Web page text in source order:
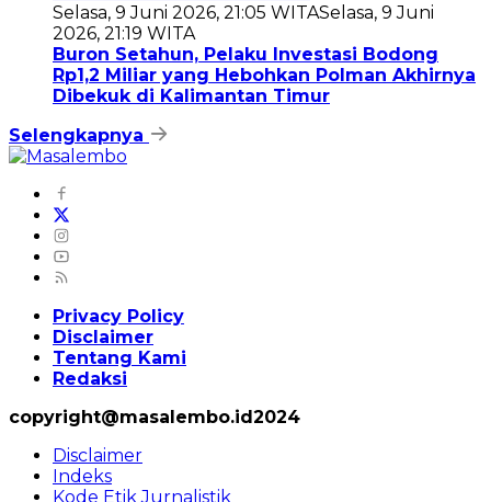
Selasa, 9 Juni 2026, 21:05 WITASelasa, 9 Juni
2026, 21:19 WITA
Buron Setahun, Pelaku Investasi Bodong
Rp1,2 Miliar yang Hebohkan Polman Akhirnya
Dibekuk di Kalimantan Timur
Selengkapnya
Privacy Policy
Disclaimer
Tentang Kami
Redaksi
copyright@masalembo.id2024
Disclaimer
Indeks
Kode Etik Jurnalistik